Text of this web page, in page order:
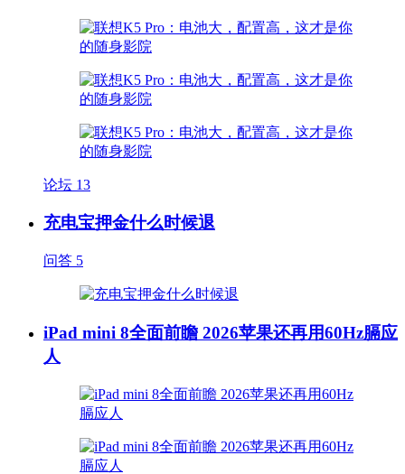
论坛 13
充电宝押金什么时候退
问答 5
iPad mini 8全面前瞻 2026苹果还再用60Hz膈应
人